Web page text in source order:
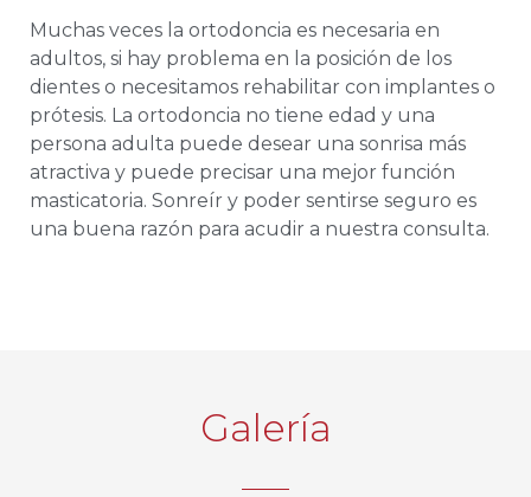
Muchas veces la ortodoncia es necesaria en
adultos, si hay problema en la posición de los
dientes o necesitamos rehabilitar con implantes o
prótesis. La ortodoncia no tiene edad y una
persona adulta puede desear una sonrisa más
atractiva y puede precisar una mejor función
masticatoria. Sonreír y poder sentirse seguro es
una buena razón para acudir a nuestra consulta.
Galería